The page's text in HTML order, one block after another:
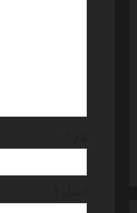
i
o
n